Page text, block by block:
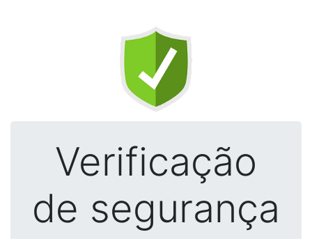
Verificação
de segurança